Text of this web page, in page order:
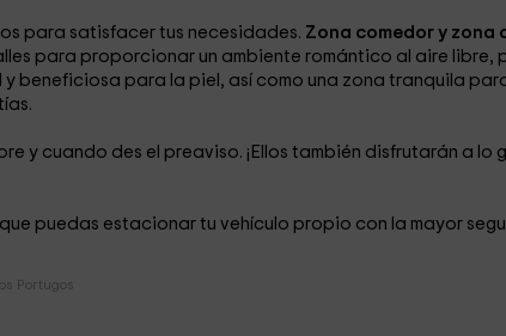
para satisfacer tus necesidades. Zona comedor y zona
para proporcionar un ambiente romántico al aire libre,
beneficiosa para la piel, así como una zona tranquila
y cuando des el preaviso. ¡Ellos también disfrutarán a lo
puedas estacionar tu vehículo propio con la mayor
Portugos